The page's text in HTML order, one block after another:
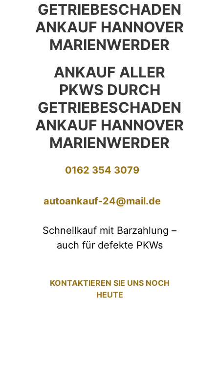
GETRIEBESCHADEN
ANKAUF HANNOVER
MARIENWERDER
ANKAUF ALLER
PKWS DURCH
GETRIEBESCHADEN
ANKAUF HANNOVER
MARIENWERDER
0162 354 3079
autoankauf-24@mail.de
Schnellkauf mit Barzahlung –
auch für defekte PKWs
KONTAKTIEREN SIE UNS NOCH
HEUTE